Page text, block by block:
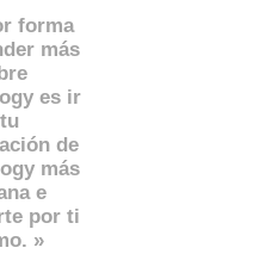
forma
más
es ir
de
más
e
por ti
»